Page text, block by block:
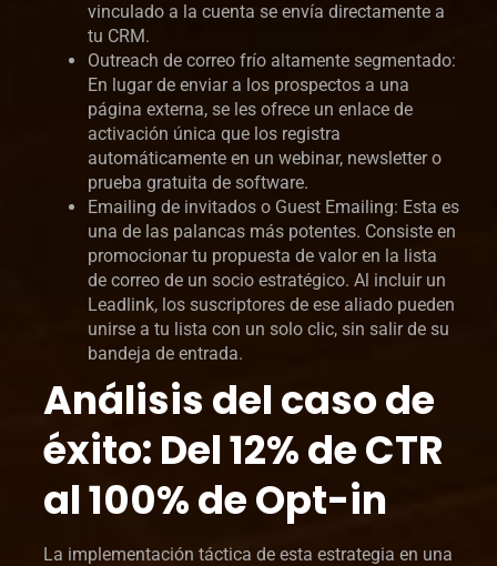
vinculado a la cuenta se envía directamente a
tu CRM.
Outreach de correo frío altamente segmentado:
En lugar de enviar a los prospectos a una
página externa, se les ofrece un enlace de
activación única que los registra
automáticamente en un webinar, newsletter o
prueba gratuita de software.
Emailing de invitados o Guest Emailing: Esta es
una de las palancas más potentes. Consiste en
promocionar tu propuesta de valor en la lista
de correo de un socio estratégico. Al incluir un
Leadlink, los suscriptores de ese aliado pueden
unirse a tu lista con un solo clic, sin salir de su
bandeja de entrada.
Análisis del caso de
éxito: Del 12% de CTR
al 100% de Opt-in
La implementación táctica de esta estrategia en una